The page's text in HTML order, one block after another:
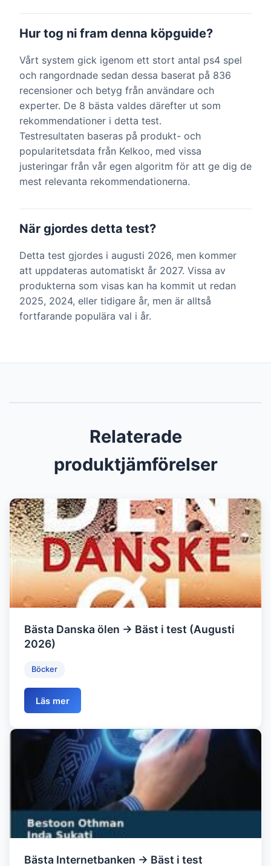
Hur tog ni fram denna köpguide?
Vårt system gick igenom ett stort antal ps4 spel
och rangordnade sedan dessa baserat på 836
recensioner och betyg från användare och
experter. De 8 bästa valdes därefter ut som
rekommendationer i detta test.
Testresultaten baseras på produkt- och
popularitetsdata från Kelkoo, med vissa
justeringar från vår egen algoritm för att ge dig de
mest relevanta rekommendationerna.
När gjordes detta test?
Detta test gjordes i augusti 2026, men kommer
att uppdateras automatiskt år 2027. Vissa av
produkterna som visas kan ha kommit ut redan
2025, 2024, eller tidigare år, men är alltså
fortfarande populära val i år.
Relaterade
produktjämförelser
Bästa Danska ölen → Bäst i test (Augusti
2026)
Böcker
Läs mer
Bästa Internetbanken → Bäst i test